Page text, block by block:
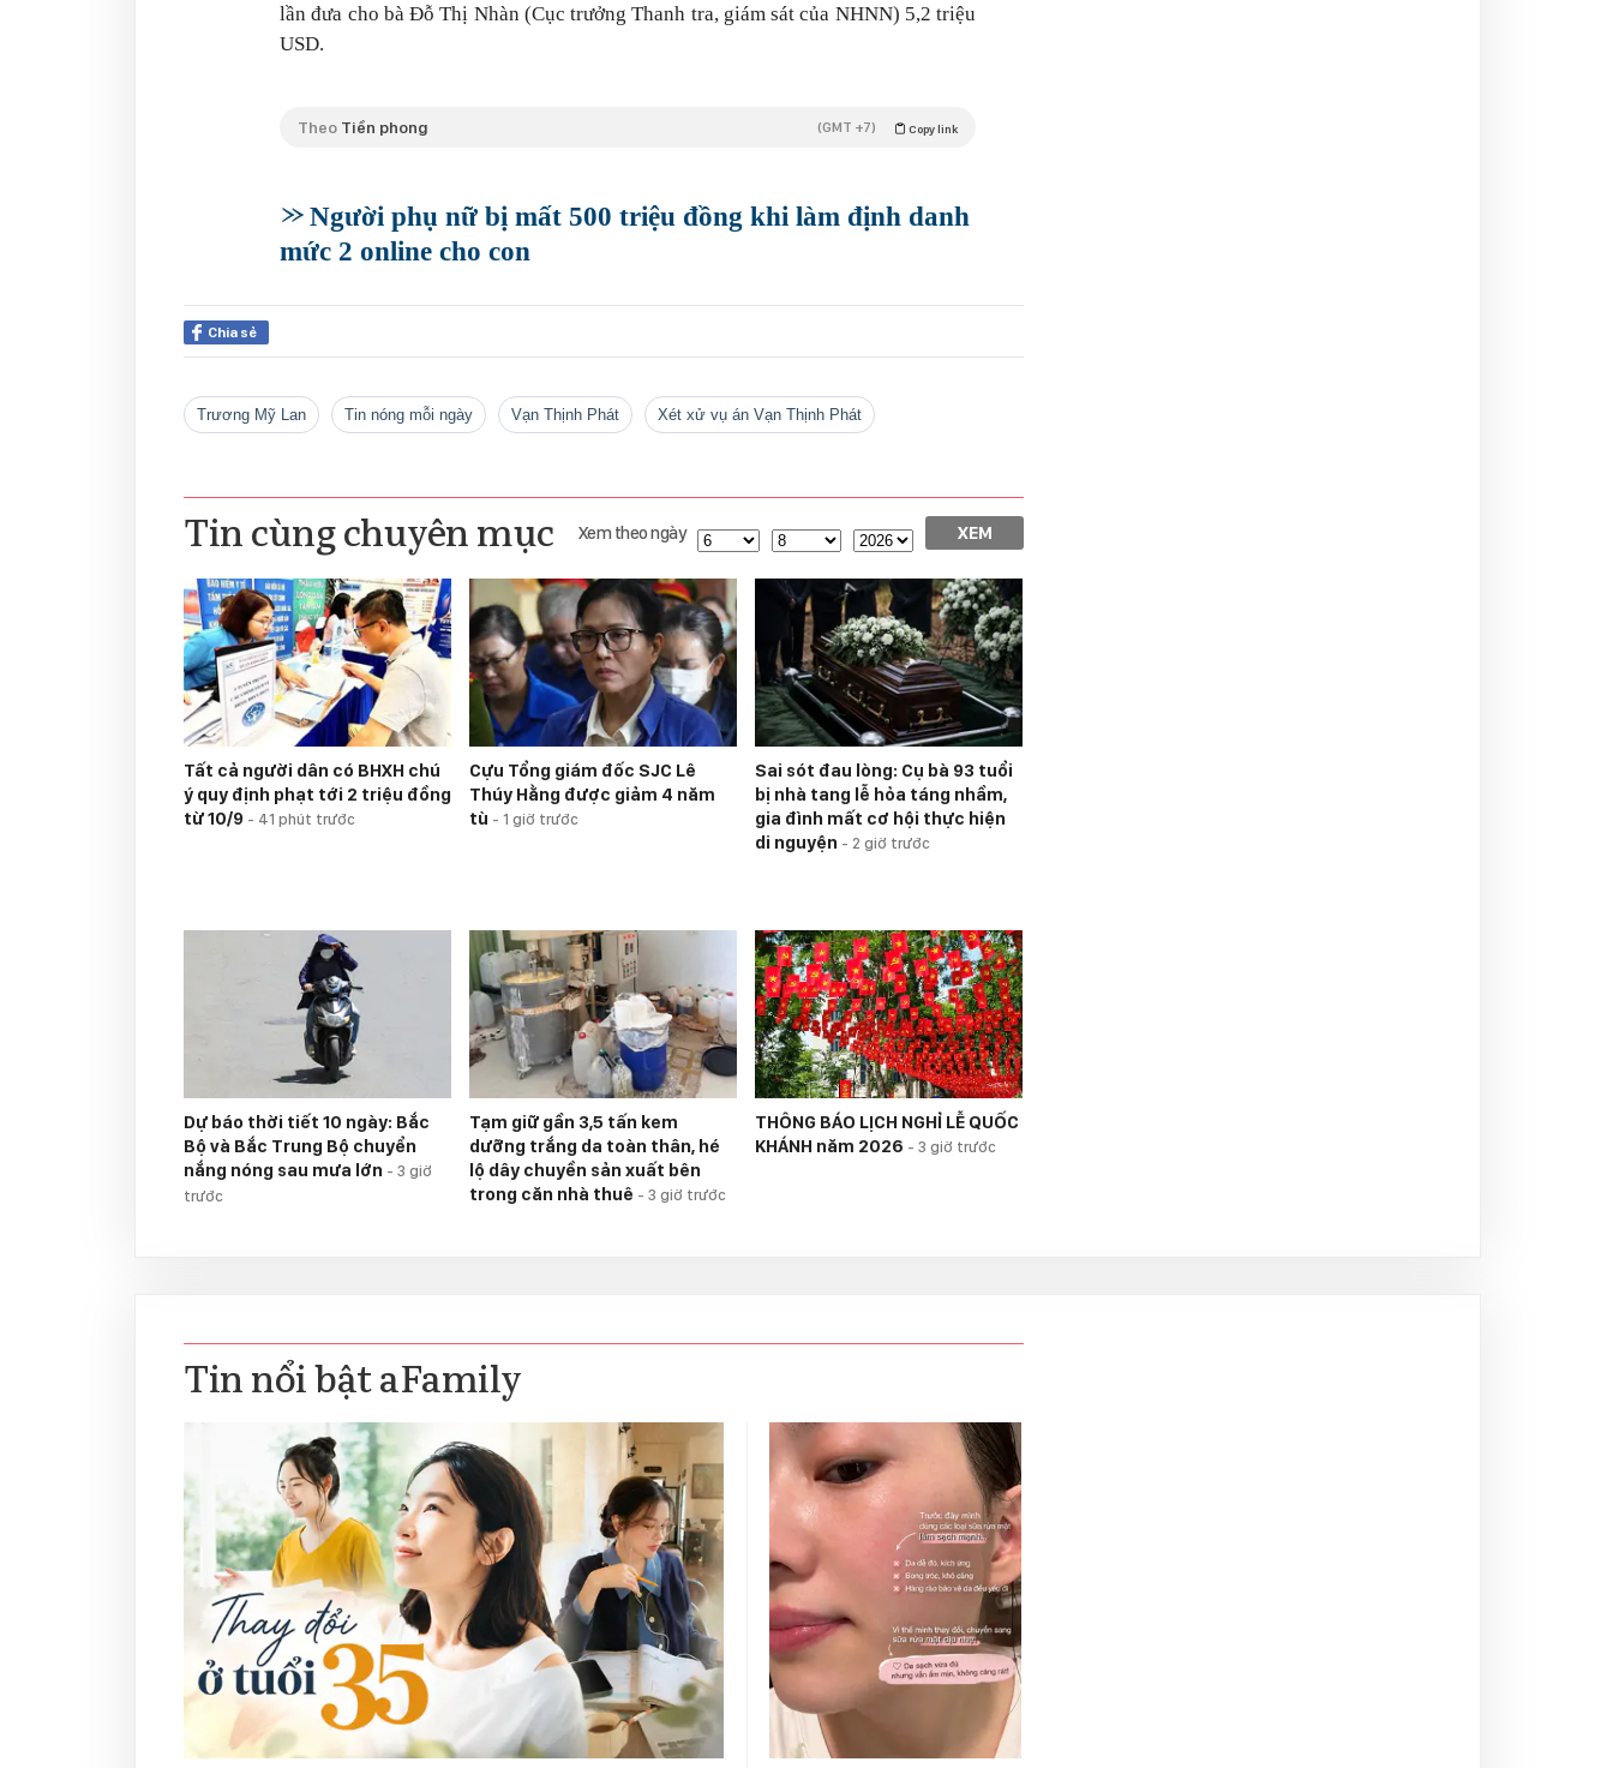
lần đưa cho bà Đỗ Thị Nhàn (Cục trưởng Thanh tra, giám sát của NHNN) 5,2 triệu
USD.
Theo Tiền phong Copy link
(GMT +7)
Người phụ nữ bị mất 500 triệu đồng khi làm định danh
mức 2 online cho con
Chia sẻ
Trương Mỹ Lan tin nóng mỗi ngày Vạn Thịnh Phát Xét xử vụ án Vạn Thịnh Phát
Tin cùng chuyên mục Xem theo ngày XEM
Tất cả người dân có BHXH chú
ý quy định phạt tới 2 triệu đồng
từ 10/9 - 41 phút trước
Cựu Tổng giám đốc SJC Lê
Thúy Hằng được giảm 4 năm
tù - 1 giờ trước
Sai sót đau lòng: Cụ bà 93 tuổi
bị nhà tang lễ hỏa táng nhầm,
gia đình mất cơ hội thực hiện
di nguyện - 2 giờ trước
Dự báo thời tiết 10 ngày: Bắc
Bộ và Bắc Trung Bộ chuyển
nắng nóng sau mưa lớn - 3 giờ
trước
Tạm giữ gần 3,5 tấn kem
dưỡng trắng da toàn thân, hé
lộ dây chuyền sản xuất bên
trong căn nhà thuê - 3 giờ trước
THÔNG BÁO LỊCH NGHỈ LỄ QUỐC
KHÁNH năm 2026 - 3 giờ trước
Tin nổi bật aFamily